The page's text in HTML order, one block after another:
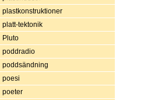
plastkonstruktioner
platt-tektonik
Pluto
poddradio
poddsändning
poesi
poeter